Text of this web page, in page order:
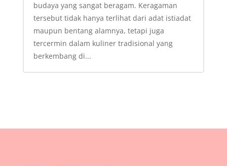
budaya yang sangat beragam. Keragaman
tersebut tidak hanya terlihat dari adat istiadat
maupun bentang alamnya, tetapi juga
tercermin dalam kuliner tradisional yang
berkembang di...